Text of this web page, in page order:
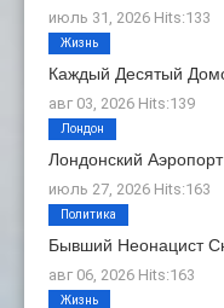
июль 31, 2026 Hits:133
Каждый Десятый
авг 03, 2026 Hits:139
Жизнь
Лондонский
июль 27, 2026 Hits:163
Лондон
Бывший Неонацист
авг 06, 2026 Hits:163
Политика
Жизнь